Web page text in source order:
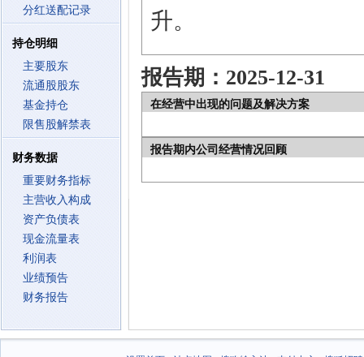
分红送配记录
持仓明细
主要股东
流通股股东
基金持仓
限售股解禁表
财务数据
重要财务指标
主营收入构成
资产负债表
现金流量表
利润表
业绩预告
财务报告
升。
报告期：2025-12-31
在经营中出现的问题及解决方案
报告期内公司经营情况回顾